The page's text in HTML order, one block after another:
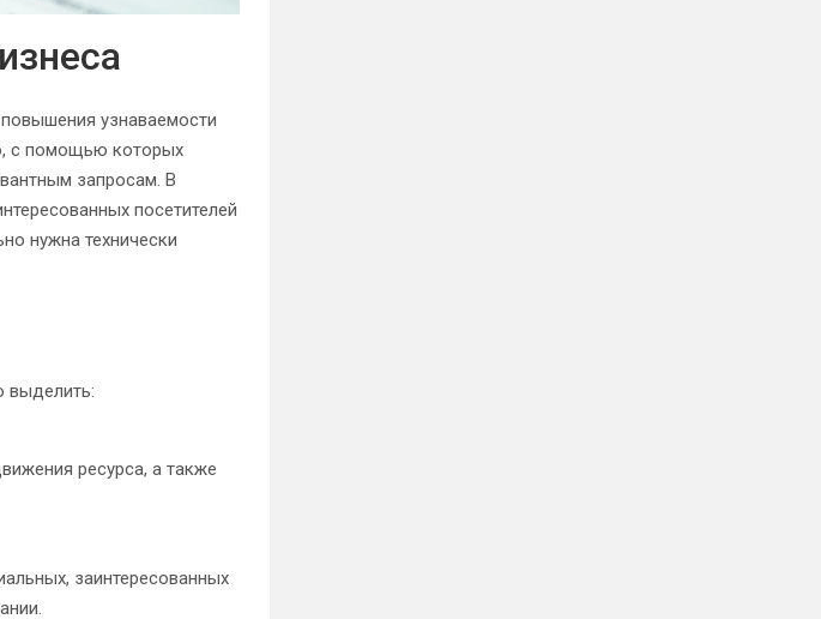
узнаваемости
с помощью которых
запросам. В
посетителей
нужна технически
выделить:
ресурса, а также
заинтересованных